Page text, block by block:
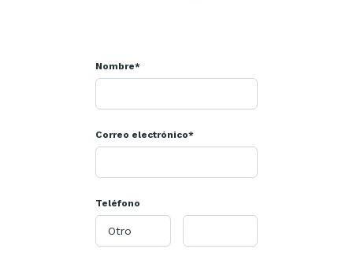
Nombre*
Correo electrónico*
Teléfono